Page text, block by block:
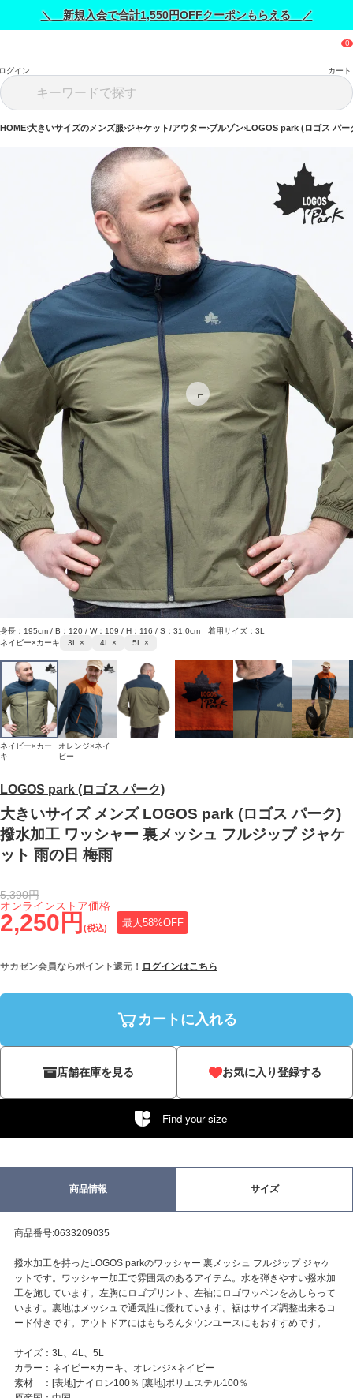
＼ 新規入会で合計1,550円OFFクーポンもらえる ／
グイン カート
HOME 大きいサイズのメンズ服 ジャケット/アウター ブルゾン LOGOS park (ロゴス パー
LOGOS park (ロゴス パーク)
大きいサイズ メンズ LOGOS park (ロゴス パーク)
撥水加工 ワッシャー 裏メッシュ フルジップ ジャケ
ット 雨の日 梅雨
2,250円 (税込) 最大58%OFF
オンラインストア価格
5,390円
サカゼン会員ならポイント還元！ ログインはこちら
カートに入れる
店舗在庫を見る お気に入り登録する
Find your size
身長：195cm / B：120 / W：109 / H：116 / S：31.0cm 着用サイズ：3L
ネイビー×カーキ
3L × 4L × 5L ×
ネイビー×カー
キ
オレンジ×ネイ
ビー
商品情報 サイズ
商品番号:0633209035
撥水加工を持ったLOGOS parkのワッシャー 裏メッシュ フルジップ ジャケ
ットです。ワッシャー加工で雰囲気のあるアイテム。水を弾きやすい撥水加
工を施しています。左胸にロゴプリント、左袖にロゴワッペンをあしらって
います。裏地はメッシュで通気性に優れています。裾はサイズ調整出来るコ
ード付きです。アウトドアにはもちろんタウンユースにもおすすめです。
サイズ：3L、4L、5L
カラー：ネイビー×カーキ、オレンジ×ネイビー
素材 ：[表地]ナイロン100％ [裏地]ポリエステル100％